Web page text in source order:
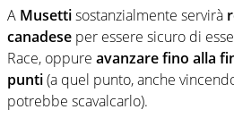
A Musettisostanzialmente servirà
canadese per essere sicuro di
Race, oppure avanzare fino alla
punti(a quel punto, anche
potrebbe scavalcarlo).